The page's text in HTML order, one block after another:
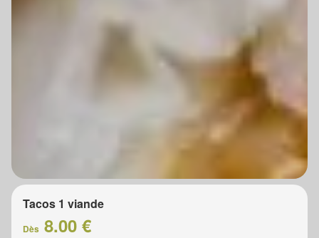
Tacos 1 viande
Dès 8.00 €